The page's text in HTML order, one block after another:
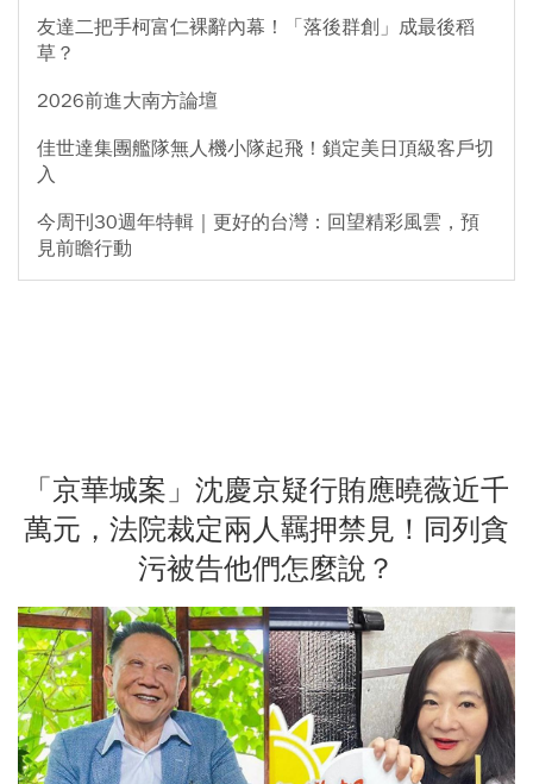
友達二把手柯富仁裸辭內幕！「落後群創」成最後稻
草？
2026前進大南方論壇
佳世達集團艦隊無人機小隊起飛！鎖定美日頂級客戶切
入
今周刊30週年特輯｜更好的台灣：回望精彩風雲，預
見前瞻行動
「京華城案」沈慶京疑行賄應曉薇近千
萬元，法院裁定兩人羈押禁見！同列貪
污被告他們怎麼說？